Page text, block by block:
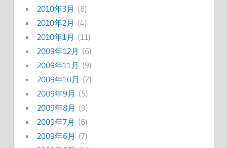
2010年3月 (6)
2010年2月 (4)
2010年1月 (11)
2009年12月 (6)
2009年11月 (9)
2009年10月 (7)
2009年9月 (5)
2009年8月 (9)
2009年7月 (6)
2009年6月 (7)